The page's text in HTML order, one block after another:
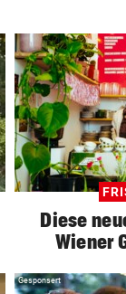
Diese
Wiener
Gesponsert